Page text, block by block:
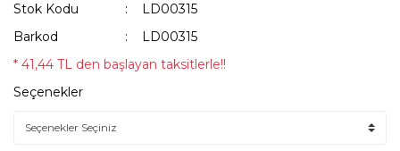
Stok Kodu
LD00315
Barkod
LD00315
* 41,44 TL den başlayan taksitlerle!!
Seçenekler